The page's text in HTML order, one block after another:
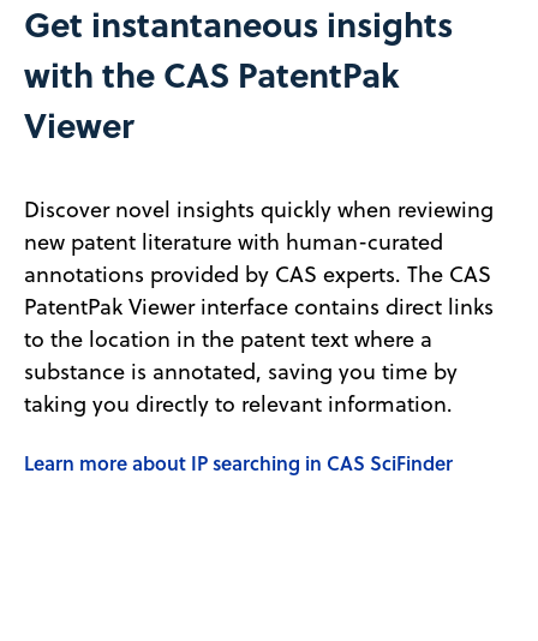
Get instantaneous insights
with the CAS PatentPak
Viewer
Discover novel insights quickly when reviewing
new patent literature with human-curated
annotations provided by CAS experts. The CAS
PatentPak Viewer interface contains direct links
to the location in the patent text where a
substance is annotated, saving you time by
taking you directly to relevant information.
Learn more about IP searching in CAS SciFinder